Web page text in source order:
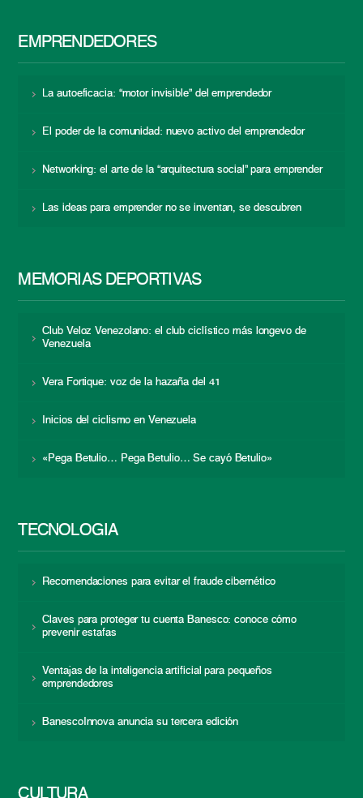
EMPRENDEDORES
La autoeficacia: “motor invisible” del emprendedor
El poder de la comunidad: nuevo activo del emprendedor
Networking: el arte de la “arquitectura social” para emprender
Las ideas para emprender no se inventan, se descubren
MEMORIAS DEPORTIVAS
Club Veloz Venezolano: el club ciclístico más longevo de
Venezuela
Vera Fortique: voz de la hazaña del 41
Inicios del ciclismo en Venezuela
«Pega Betulio… Pega Betulio… Se cayó Betulio»
TECNOLOGÍA
Recomendaciones para evitar el fraude cibernético
Claves para proteger tu cuenta Banesco: conoce cómo
prevenir estafas
Ventajas de la inteligencia artificial para pequeños
emprendedores
BanescoInnova anuncia su tercera edición
CULTURA